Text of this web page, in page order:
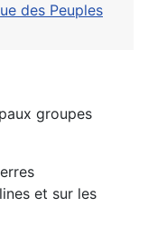
des Peuples
groupes
et sur les